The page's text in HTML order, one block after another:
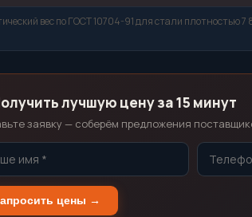
вес по ГОСТ 10704-91 для стали плотностью
лучшую цену за 15 минут
заявку — соберём предложения
цены →